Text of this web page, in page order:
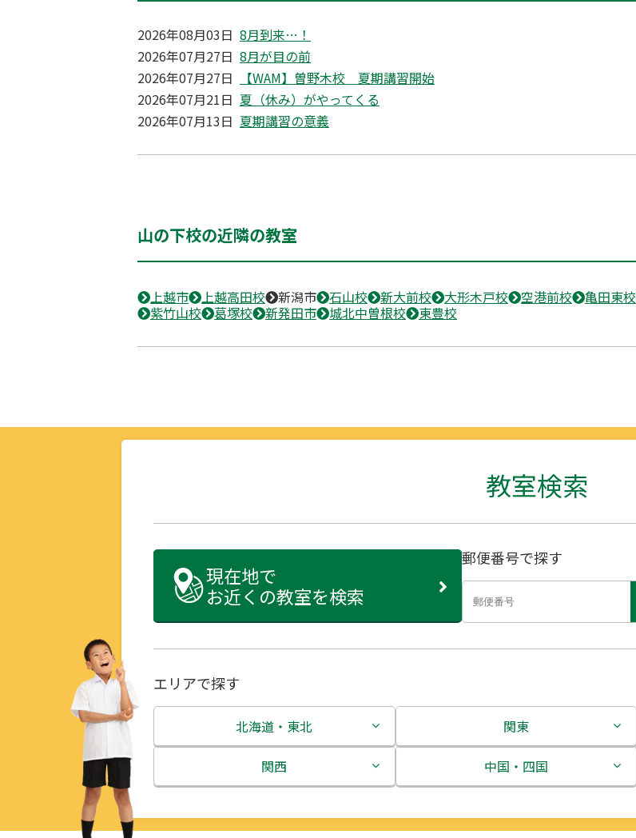
2026年08月03日 8月到来…！
2026年07月27日 8月が目の前
2026年07月27日
【WAM】曽野木校 夏期講習開始
2026年07月21日 夏（休み）がやってくる
2026年07月13日 夏期講習の意義
山の下校の近隣の教室
上越市 上越高田校 新潟市 石山校 新大前校 大形木戸校 空港前校 亀田東校
紫竹山校
葛塚校 新発田市 城北中曽根校 東豊校
教室検索
現在地で
お近くの教室を検索
郵便番号で探す
エリアで探す
北海道・東北
北海道
関東
茨城県
関西
中国・四国